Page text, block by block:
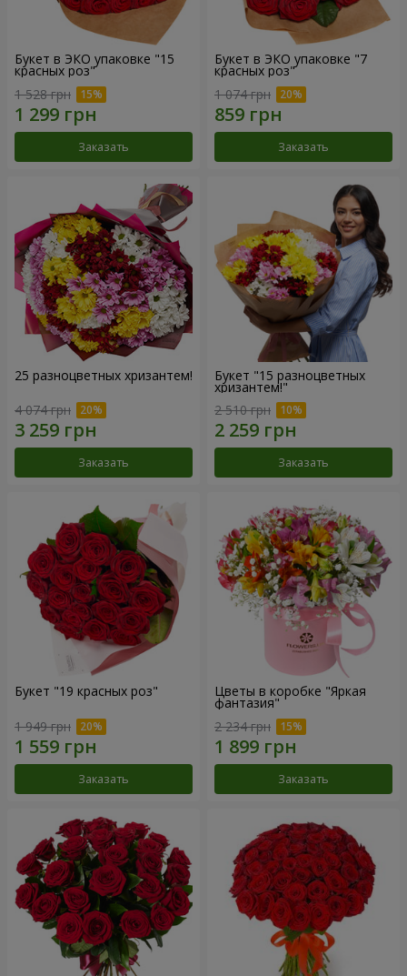
Букет в ЭКО упаковке "15
красных роз"
1 528 грн
Заказать
Букет в ЭКО упаковке "7
красных роз"
1 074 грн
Заказать
25 разноцветных хризантем!
4 074 грн
Заказать
Букет "15 разноцветных
хризантем!"
2 510 грн
Заказать
Букет "19 красных роз"
1 949 грн
Заказать
Цветы в коробке "Яркая
фантазия"
2 234 грн
Заказать